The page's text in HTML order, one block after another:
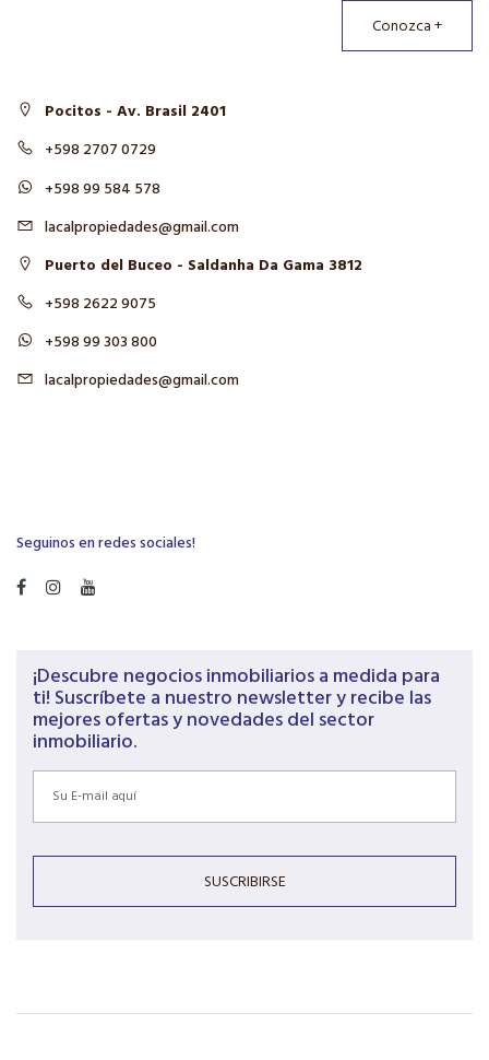
Conozca +
Pocitos - Av. Brasil 2401
+598 2707 0729
+598 99 584 578
lacalpropiedades@gmail.com
Puerto del Buceo - Saldanha Da Gama 3812
+598 2622 9075
+598 99 303 800
lacalpropiedades@gmail.com
Seguinos en redes sociales!
¡Descubre negocios inmobiliarios a medida para
ti! Suscríbete a nuestro newsletter y recibe las
mejores ofertas y novedades del sector
inmobiliario.
SUSCRIBIRSE